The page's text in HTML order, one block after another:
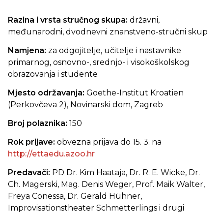
Razina i vrsta stručnog skupa: državni,
međunarodni, dvodnevni znanstveno-stručni skup
Namjena: za odgojitelje, učitelje i nastavnike
primarnog, osnovno-, srednjo- i visokoškolskog
obrazovanja i studente
Mjesto održavanja: Goethe-Institut Kroatien
(Perkovčeva 2), Novinarski dom, Zagreb
Broj polaznika: 150
Rok prijave: obvezna prijava do 15. 3. na
http://ettaedu.azoo.hr
Predavači: PD Dr. Kim Haataja, Dr. R. E. Wicke, Dr.
Ch. Magerski, Mag. Denis Weger, Prof. Maik Walter,
Freya Conessa, Dr. Gerald Hühner,
Improvisationstheater Schmetterlings i drugi